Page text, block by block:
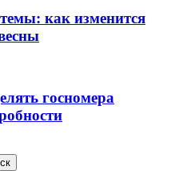
как изменится
госномера